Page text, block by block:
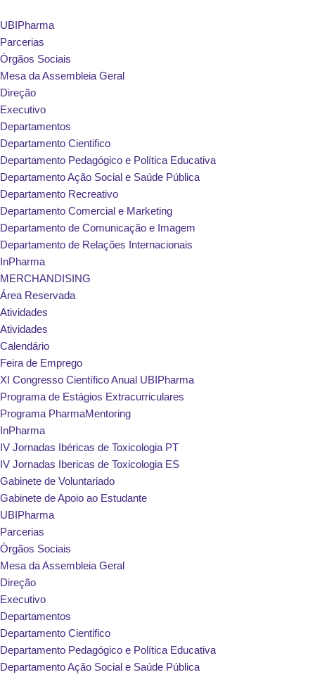
Avançar
para
o
conteúdo
UBIPharma
Parcerias
Órgãos Sociais
Mesa da Assembleia Geral
Direção
Executivo
Departamentos
Departamento Cientifico
Departamento Pedagógico e Política Educativa
Departamento Ação Social e Saúde Pública
Departamento Recreativo
Departamento Comercial e Marketing
Departamento de Comunicação e Imagem
Departamento de Relações Internacionais
InPharma
MERCHANDISING
Área Reservada
Atividades
Atividades
Calendário
Feira de Emprego
XI Congresso Científico Anual UBIPharma
Programa de Estágios Extracurriculares
Programa PharmaMentoring
InPharma
IV Jornadas Ibéricas de Toxicologia PT
IV Jornadas Ibericas de Toxicologia ES
Gabinete de Voluntariado
Gabinete de Apoio ao Estudante
UBIPharma
Parcerias
Órgãos Sociais
Mesa da Assembleia Geral
Direção
Executivo
Departamentos
Departamento Cientifico
Departamento Pedagógico e Política Educativa
Departamento Ação Social e Saúde Pública